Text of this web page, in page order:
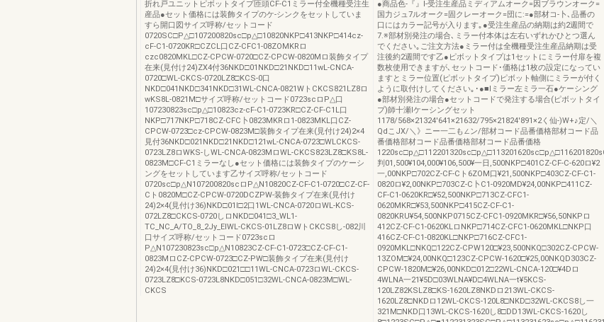
折れ戸ユニットピボットタイプ匝頭CF-C1ミラー付全機種受注生
産品●セット価格には装飾タイプのケ-シンクをセットしていま
すら開口図サイズ呼称/セットコード
0720SC□P△□107200820sc□p△□10820NKP□413NKP□414cz-
cF-C1-0720KR□CZCL口CZ-CFC1-08ZOMKRロ
czc0820MKL□CZ-CPCW-0720□CZ-CPCW-0820Mロ装飾タイプ
在来(見付け24)ZX4付36NKD□01NKD□21NKD□11wL-CNCA-
0720□WL-CKCS-0720LZ8□KCS-0口
NKD□041NKD□341NKD□31WL-CNCA-0821WトCKCS821LZ8ロ
wKS8L-0821M□サイズ呼称/セットコード0723scロP△口
107230823sc□p△□10823cz-cF-C1-0723KR□CZ-CF-C1L口
NKP□717NKP□718CZ-CFC卜0823MKRロ1-0823MKL口CZ-
CPCW-0723□cz-CPCW-0823M□装飾タイプ在来(見付け24)2×4
見付36NKD□021NKD□21NKD□121wL-CNCA-0723□WLCKCS-
0723LZ8ロWKS-しWL-CNCA-0823MロWL-CKCS823LZ8□KS8L-
0823M□CF-C1ミラーなし●セット価格には装飾タイプのケーシ
ングをセットしています乙サイズ呼称/セットコード
0720sc□p△N107200820scロP△N10820CZ-CF-C1-0720□CZ-CF-
Cト0820M□CZ-CPCW-0720DCZPW-装飾タイプ在来(見付け
24)2×4(見付け36)NKD□01I□2口1WL-CNCA-0720ロWL-KCS-
072LZ8□CKCS-0720しロNKD□041□3_WL1-
TC_NC_A/TO_8_2Jy_EIWL-CKCS-01LZ8ロWトCKCS8し-082川
口サイズ呼称/セットコード0723scロ
P△N107230823sc□p△N10823CZ-CF-C1-0723□CZ-CF-C1-
0823MロCZ-CPCW-0723□CZ-PW□装飾タイプ在来(見付け
24)2×4(見付け36)NKD□021□□11WL-CNCA-0723ロWL-CKCS-
0723LZ8□KCS-0723L8NKD□051□32WL-CNCA-0823M□WL-
CKCS
●商品色-『』l-受注生産品ミディアムオーク=因ブラウンオーク=
国力ジュ7ルオーク=固クレーオーク=団に:=●部材コ-卜､品番の
口にはカラー記号が入ります｡●受注生産品の納期は約2週間で
7.※部材別発注の場合､ミラー付本体は左右いずれかひとつ選ん
でください｡ご注文方法●ミラー付は全機種受注生産品納期は受
注後約2週間です乙●ピボットタイプは1セットにミラー付扉を複
数枚使用できますが､セットコード･価格は1枚の設定になってい
ますとミラー位置(ピボットタイプ)ピボット軸側にミラーが付く
ように取付けしてください｡･●■Iミラー左ミラ一石●ケーシング
●部材別発注の場合●セットコードで発注する場合(ピボットタイ
プ)師十瀬lケーシングセット
1178/568×21324′641×21632/795×21824′891×2く仙-)W+♪定/＼
QdこJX/＼》ニー一二も∠ン/部材コード品番価格部材コード品
番価格部材コード品番価格部材コード品番価格
判01,500¥104,000¥106,500¥一日,500NKP□401CZ-CF-C-620ロ¥2
一,00NKP□702CZ-CF-Cト6ZOM口¥21,500NKP□403CZ-CF-C1-
0820ロ¥2,00NKP□703CZ-C卜C1-0920MD¥24,00NKP□411CZ-
CF-C1-0620KR□¥52,500NKP□713CZ-CFC1-
0620MKR□¥53,500NKP□415CZ-CF-C1-
0820KRU¥54,500NKP0715CZ-CFC1-0920MKR□¥56,50NKPロ
412CZ-CF-C1-0620KLロNKP□714CZ-CFC1-0620MKL□NKP口
416CZ-CF-C1-0820KL□NKP□716CZ-CFC1-
0920MKL□NKQ□122CZ-CPW120□¥23,500NKQ□302CZ-CPCW-
13ZOM□¥24,00NKQ□123CZ-CPCW-1620□¥25,00NKQD303CZ-
CPCW-1820M□¥26,00NKD□012□22WL-CNCA-120□¥4Dロ
4WLNA一21¥5D□03WLNA¥D□4WLNA一t¥5KCS-
120LZ82KSLZ8□KS-1620LZ8NKDロ213WL-CKCS-
1620LZ8□NKDロ12WL-CKCS-120L8□NKD□32WL-CKCS8し一
321M□NKD口13WL-CKCS-1620し8□DD13WL-CKCS-1620し